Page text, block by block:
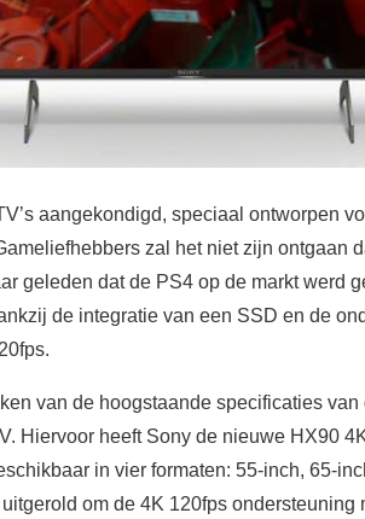
aangekondigd, speciaal ontworpen
zal het niet zijn ontgaan
geleden dat de PS4 op de markt werd
de integratie van een SSD en de
van de hoogstaande specificaties
Hiervoor heeft Sony de nieuwe HX90
in vier formaten: 55-inch, 65-
om de 4K 120fps ondersteuning